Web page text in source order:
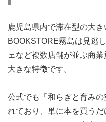
鹿児島県内で滞在型の大
BOOKSTORE霧島は見逃
ェなど複数店舗が並ぶ商
大きな特徴です。
公式でも「和らぎと育み
れており、単に本を買う